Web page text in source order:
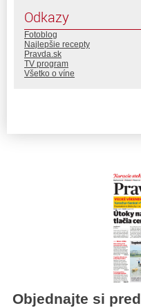
Odkazy
Fotoblog
Najlepšie recepty
Pravda.sk
TV program
Všetko o víne
Objednajte si